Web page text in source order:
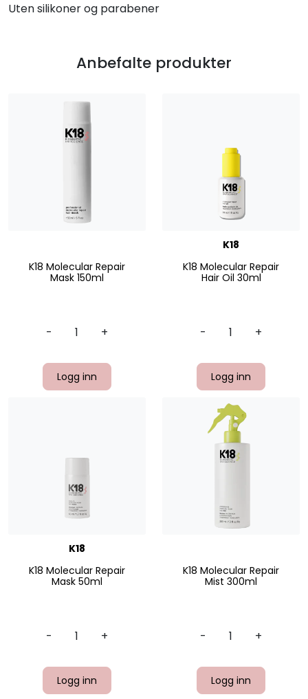
Uten silikoner og parabener
Anbefalte produkter
K18 Molecular Repair
Mask 150ml
- +
Logg inn
K18
K18 Molecular Repair
Hair Oil 30ml
- +
Logg inn
K18
K18 Molecular Repair
Mask 50ml
- +
Logg inn
K18 Molecular Repair
Mist 300ml
- +
Logg inn